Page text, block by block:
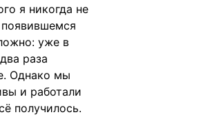
я никогда не
уже в
раза
Однако мы
и работали
получилось.